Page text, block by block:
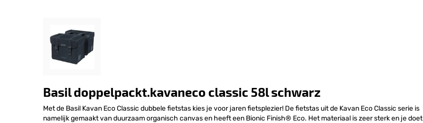
Basil doppelpackt.kavaneco classic 58l schwarz
Met de Basil Kavan Eco Classic dubbele fietstas kies je voor jaren fietsplezier! De fietstas uit de Kavan Eco Classic serie is
namelijk gemaakt van duurzaam organisch canvas en heeft een Bionic Finish® Eco. Het materiaal is zeer sterk en je doet